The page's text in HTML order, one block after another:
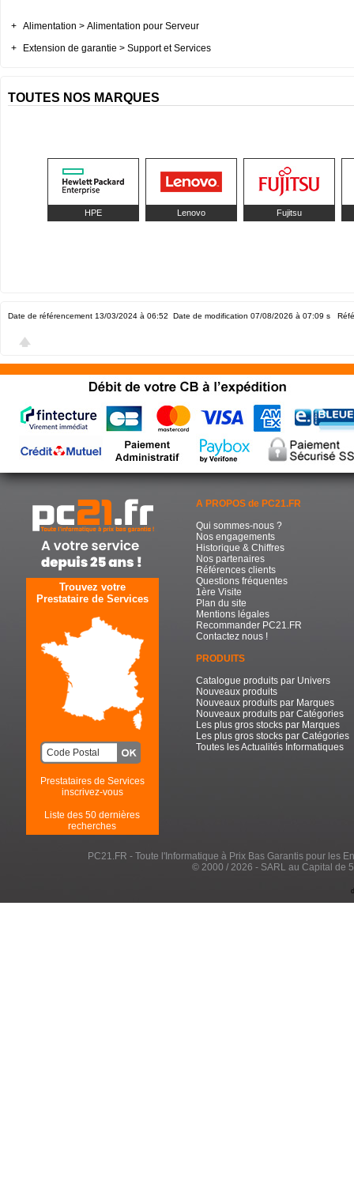
+ Alimentation > Alimentation pour Serveur
+
Extension de garantie > Support et Services
TOUTES NOS MARQUES
HPE Lenovo Fujitsu
Date de référencement 13/03/2024 à 06:52 Date de modification 07/08/2026 à 07:09 s
Trouvez votre
Prestataire de Services
Prestataires de Services
inscrivez-vous
Liste des 50 dernières
recherches
A PROPOS de PC21.FR
Qui sommes-nous ?
Nos engagements
Historique & Chiffres
Nos partenaires
Références clients
Questions fréquentes
1ère Visite
Plan du site
Mentions légales
Recommander PC21.FR
Contactez nous !
PRODUITS
Catalogue produits par Univers
Nouveaux produits
Nouveaux produits par Marques
Nouveaux produits par Catégories
Les plus gros stocks par Marques
Les plus gros stocks par Catégories
Toutes les Actualités Informatiques
PC21.FR - Toute l'Informatique à Prix Bas Garantis pour les
© 2000 / 2026 - SARL au Capital de